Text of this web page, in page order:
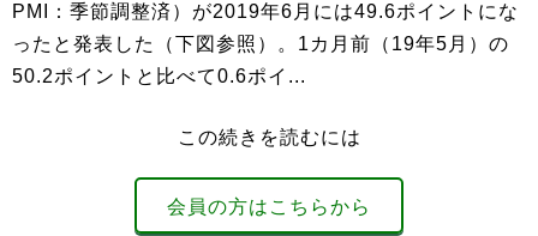
PMI：季節調整済）が2019年6月には49.6ポイントにな
ったと発表した（下図参照）。1カ月前（19年5月）の
50.2ポイントと比べて0.6ポイ...
この続きを読むには
会員の方はこちらから